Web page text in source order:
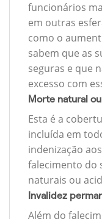
funcionários
em outras
como o
sabem que as
seguras e que
excesso com
Morte natural
Esta é a
incluída em
indenização
falecimento do
naturais ou
Invalidez
Além do